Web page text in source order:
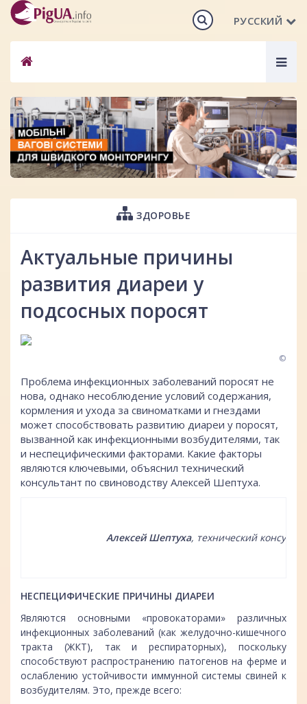
РУССКИЙ
ЗДОРОВЬЕ
Актуальные причины
развития диареи у
подсосных поросят
©
Проблема инфекционных заболеваний поросят не
нова, однако несоблюдение условий содержания,
кормления и ухода за свиноматками и гнездами
может способствовать развитию диареи у поросят,
вызванной как инфекционными возбудителями, так
и неспецифическими факторами. Какие факторы
являются ключевыми, объяснил технический
консультант по свиноводству Алексей Шептуха.
Алексей Шептуха, технический
НЕСПЕЦИФИЧЕСКИЕ ПРИЧИНЫ ДИАРЕИ
Являются основными «провокаторами» различных
инфекционных заболеваний (как желудочно-кишечного
тракта (ЖКТ), так и респираторных), поскольку
способствуют распространению патогенов на ферме и
ослаблению устойчивости иммунной системы свиней к
возбудителям. Это, прежде всего: